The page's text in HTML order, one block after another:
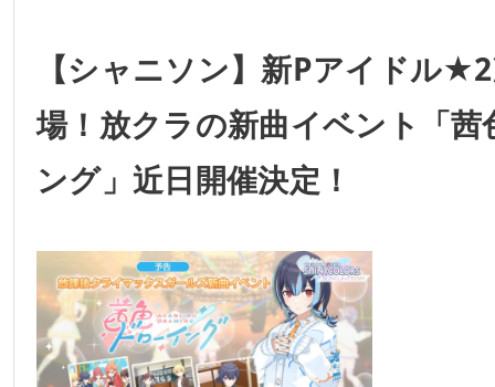
【シャニソン】新Pアイドル
場！放クラの新曲イベント「茜
ング」近日開催決定！